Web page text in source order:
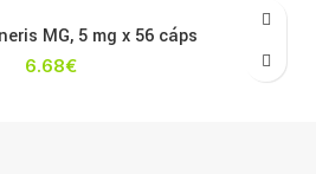
MG, 5 mg x 56 cáps
6.68€